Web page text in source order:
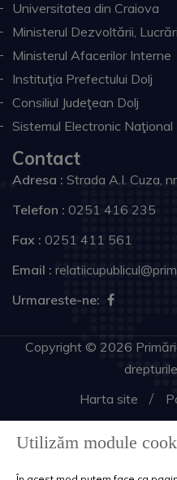
Universitatea din Craiova
Ministerul Dezvoltării,
Ministerul Afacerilor Interne
Instituţia Prefectului Dolj
Consiliul Judeţean Dolj
Sistemul Electronic Naţional
Contact
Adresa : Strada A.I. Cuza,
Telefon : 0251 416 235
Fax : 0251 411 561
Email :
Urmareste-ne:
Copyright © 2026
Harta site
Utilizăm module